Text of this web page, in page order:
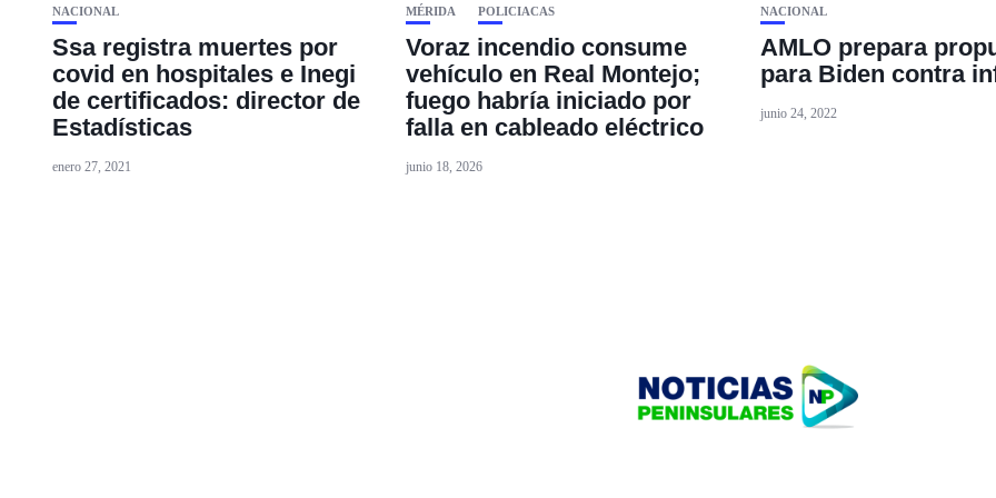
NACIONAL
Ssa registra muertes por
covid en hospitales e Inegi
de certificados: director de
Estadísticas
enero 27, 2021
MÉRIDA POLICIACAS
Voraz incendio consume
vehículo en Real Montejo;
fuego habría iniciado por
falla en cableado eléctrico
junio 18, 2026
NACIONAL
AMLO prepara
para Biden contra
junio 24, 2022